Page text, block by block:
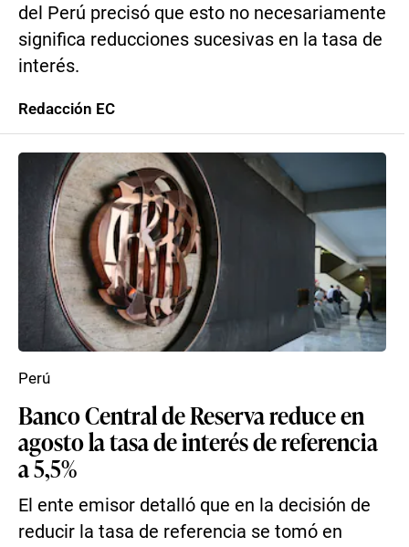
del Perú precisó que esto no necesariamente
significa reducciones sucesivas en la tasa de
interés.
Redacción EC
Banco Central de Reserva reduce en
agosto la tasa de interés de referencia
a 5,5%
El ente emisor detalló que en la decisión de
reducir la tasa de referencia se tomó en
Perú